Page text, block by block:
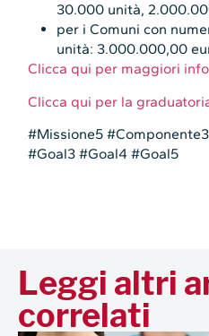
30.000 unità,
per i Comuni con
unità: 3.000.000,00
Clicca qui per maggiori
Clicca qui per la
#Missione5
#Goal3 #Goal4 #Goal5
Leggi altri
correlati